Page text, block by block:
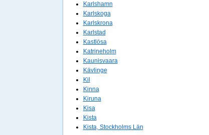
Karlshamn
Karlskoga
Karlskrona
Karlstad
Kastlösa
Katrineholm
Kaunisvaara
Kävlinge
Kil
Kinna
Kiruna
Kisa
Kista
Kista, Stockholms Län